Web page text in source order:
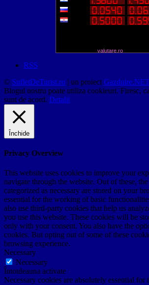
valutare.ro
RSS
© SufletDeTurist.ro | un proiect
Blogul nostru poate utiliza cookieuri. Firesc,
sunt de acord. Detalii
Închide
Privacy Overview
This website uses cookies to improve your
navigate through the website. Out of these,
categorized as necessary are stored on your
essential for the working of basic
also use third-party cookies that help us
you use this website. These cookies will be
only with your consent. You also have the
cookies. But opting out of some of these
browsing experience.
Necessary
Necessary
Întotdeauna activate
Necessary cookies are absolutely essential for